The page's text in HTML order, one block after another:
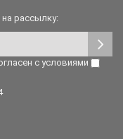
рассылку:
с условиями